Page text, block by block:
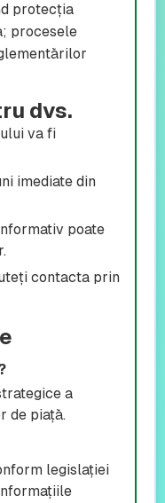
protecția
procesele
dvs.
va fi
imediate din
poate
contacta prin
a
de piață.
legislației